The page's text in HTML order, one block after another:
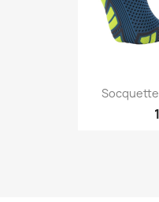
Socquette